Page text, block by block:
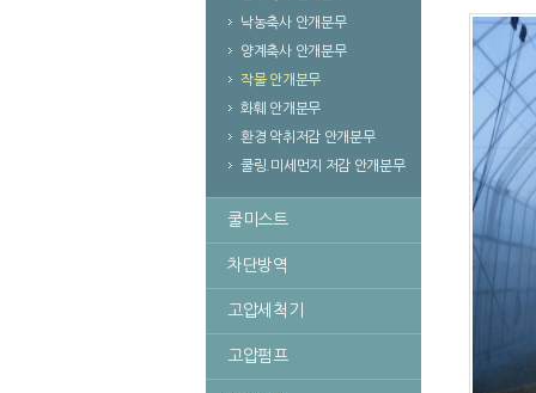
낙농축사 안개분무
양계축사 안개분무
작물 안개분무
화훼 안개분무
환경 악취저감 안개분무
쿨링.미세먼지 저감 안개분무
쿨미스트
차단방역
고압세척기
고압펌프